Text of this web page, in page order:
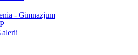
- Gimnazjum